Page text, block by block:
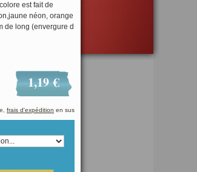
est fait de
néon, orange
de long (envergure d
1,19 €
frais d'expédition en sus